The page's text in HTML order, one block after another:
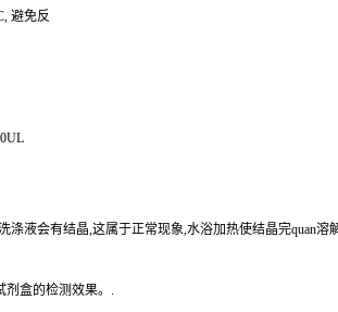
, 避免反
涤液会有结晶,这属于正常现象,水浴加热使结晶完quan溶
剂盒的检测效果。 .